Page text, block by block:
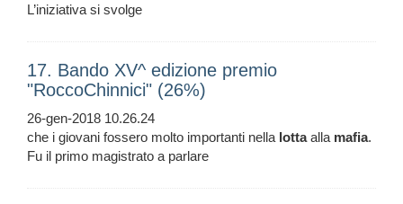
L’iniziativa si svolge
17. Bando XV^ edizione premio
"RoccoChinnici" (26%)
26-gen-2018 10.26.24
che i giovani fossero molto importanti nella lottaalla mafia.
Fu il primo magistrato a parlare